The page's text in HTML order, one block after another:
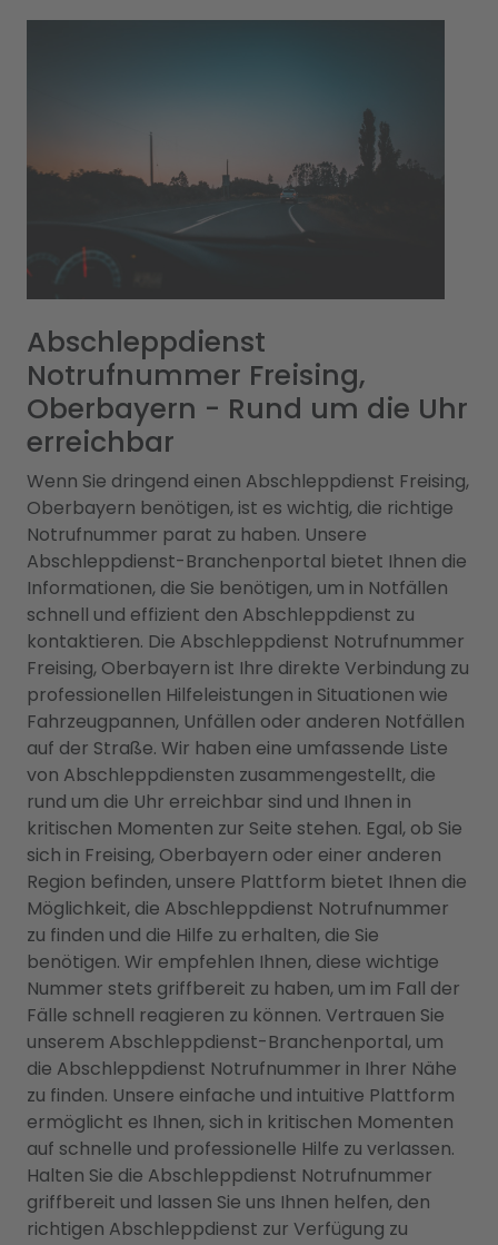
Abschleppdienst
Notrufnummer Freising,
Oberbayern - Rund um die Uhr
erreichbar
Wenn Sie dringend einen Abschleppdienst Freising,
Oberbayern benötigen, ist es wichtig, die richtige
Notrufnummer parat zu haben. Unsere
Abschleppdienst-Branchenportal bietet Ihnen die
Informationen, die Sie benötigen, um in Notfällen
schnell und effizient den Abschleppdienst zu
kontaktieren. Die Abschleppdienst Notrufnummer
Freising, Oberbayern ist Ihre direkte Verbindung zu
professionellen Hilfeleistungen in Situationen wie
Fahrzeugpannen, Unfällen oder anderen Notfällen
auf der Straße. Wir haben eine umfassende Liste
von Abschleppdiensten zusammengestellt, die
rund um die Uhr erreichbar sind und Ihnen in
kritischen Momenten zur Seite stehen. Egal, ob Sie
sich in Freising, Oberbayern oder einer anderen
Region befinden, unsere Plattform bietet Ihnen die
Möglichkeit, die Abschleppdienst Notrufnummer
zu finden und die Hilfe zu erhalten, die Sie
benötigen. Wir empfehlen Ihnen, diese wichtige
Nummer stets griffbereit zu haben, um im Fall der
Fälle schnell reagieren zu können. Vertrauen Sie
unserem Abschleppdienst-Branchenportal, um
die Abschleppdienst Notrufnummer in Ihrer Nähe
zu finden. Unsere einfache und intuitive Plattform
ermöglicht es Ihnen, sich in kritischen Momenten
auf schnelle und professionelle Hilfe zu verlassen.
Halten Sie die Abschleppdienst Notrufnummer
griffbereit und lassen Sie uns Ihnen helfen, den
richtigen Abschleppdienst zur Verfügung zu